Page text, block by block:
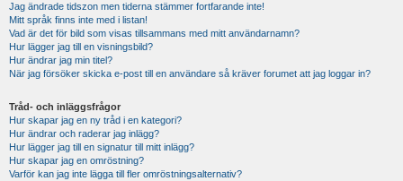
Jag ändrade tidszon men tiderna stämmer fortfarande inte!
Mitt språk finns inte med i listan!
Vad är det för bild som visas tillsammans med mitt användarnamn?
Hur lägger jag till en visningsbild?
Hur ändrar jag min titel?
När jag försöker skicka e-post till en användare så kräver forumet att jag loggar in?
Tråd- och inläggsfrågor
Hur skapar jag en ny tråd i en kategori?
Hur ändrar och raderar jag inlägg?
Hur lägger jag till en signatur till mitt inlägg?
Hur skapar jag en omröstning?
Varför kan jag inte lägga till fler omröstningsalternativ?